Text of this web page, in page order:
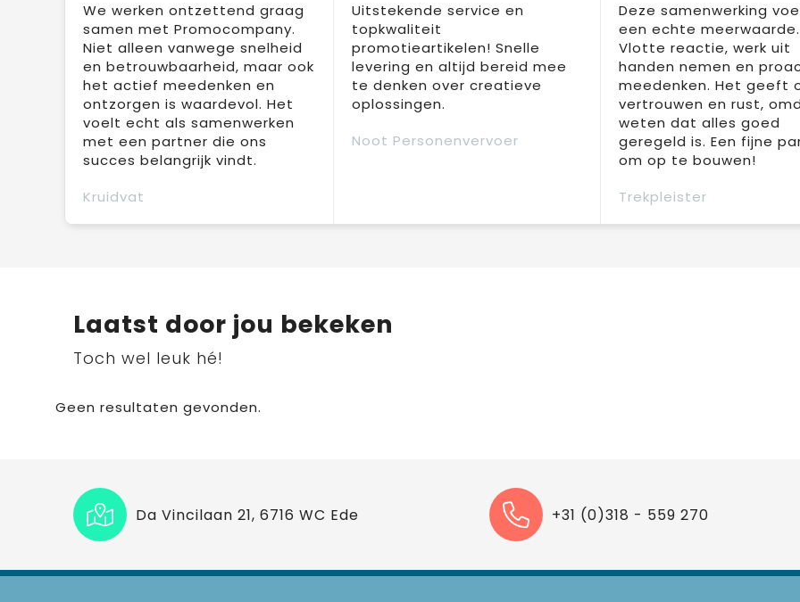
We werken ontzettend graag
samen met Promocompany.
Niet alleen vanwege snelheid
en betrouwbaarheid, maar ook
het actief meedenken en
ontzorgen is waardevol. Het
voelt echt als samenwerken
met een partner die ons
succes belangrijk vindt.
Kruidvat
Uitstekende service en
topkwaliteit
promotieartikelen! Snelle
levering en altijd bereid mee
te denken over creatieve
oplossingen.
Noot Personenvervoer
Deze samenwerking
een echte meerwaarde.
Vlotte reactie, werk uit
handen nemen en
meedenken. Het geeft
vertrouwen en rust,
weten dat alles goed
geregeld is. Een fijne
om op te bouwen!
Trekpleister
Laatst door jou bekeken
Toch wel leuk hé!
Geen resultaten gevonden.
Da Vincilaan 21, 6716 WC Ede +31 (0)318 - 559 270